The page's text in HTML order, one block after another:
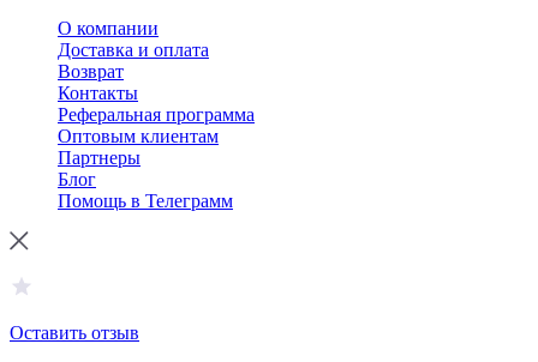
О компании
Доставка и оплата
Возврат
Контакты
Реферальная программа
Оптовым клиентам
Партнеры
Блог
Помощь в Телеграмм
Оставить отзыв